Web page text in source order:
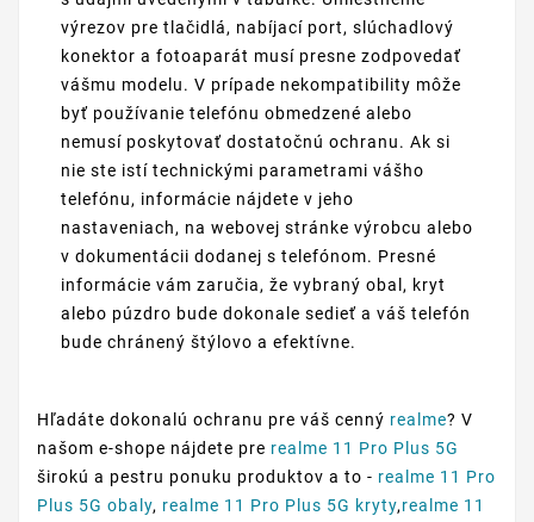
výrezov pre tlačidlá, nabíjací port, slúchadlový
konektor a fotoaparát musí presne zodpovedať
vášmu modelu. V prípade nekompatibility môže
byť používanie telefónu obmedzené alebo
nemusí poskytovať dostatočnú ochranu. Ak si
nie ste istí technickými parametrami vášho
telefónu, informácie nájdete v jeho
nastaveniach, na webovej stránke výrobcu alebo
v dokumentácii dodanej s telefónom. Presné
informácie vám zaručia, že vybraný obal, kryt
alebo púzdro bude dokonale sedieť a váš telefón
bude chránený štýlovo a efektívne.
Hľadáte dokonalú ochranu pre váš cenný realme? V
našom e-shope nájdete pre realme 11 Pro Plus 5G
širokú a pestru ponuku produktov a to - realme 11 Pro
Plus 5G obaly, realme 11 Pro Plus 5G kryty,realme 11